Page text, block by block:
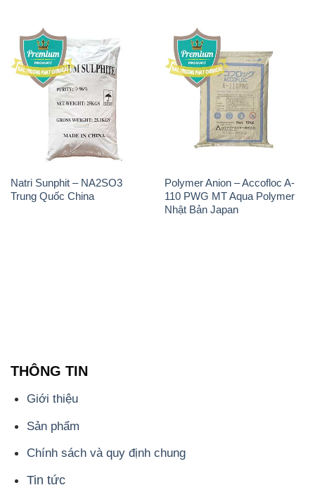
Natri Sunphit – NA2SO3
Trung Quốc China
Polymer Anion – Accofloc A-
110 PWG MT Aqua Polymer
Nhật Bản Japan
Chính sách và quy định chung
Tin tức
Liên hệ
📞
PHÒNG KINH DOANH - CÔNG TY HÓA CHẤT